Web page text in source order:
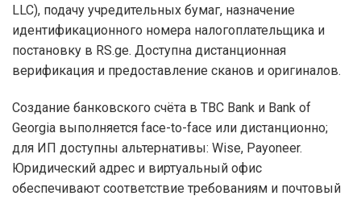
LLC), подачу учредительных бумаг, назначение
идентификационного номера налогоплательщика и
постановку в RS.ge. Доступна дистанционная
верификация и предоставление сканов и оригиналов.
Создание банковского счёта в TBC Bank и Bank of
Georgia выполняется face-to-face или дистанционно;
для ИП доступны альтернативы: Wise, Payoneer.
Юридический адрес и виртуальный офис
обеспечивают соответствие требованиям и почтовый